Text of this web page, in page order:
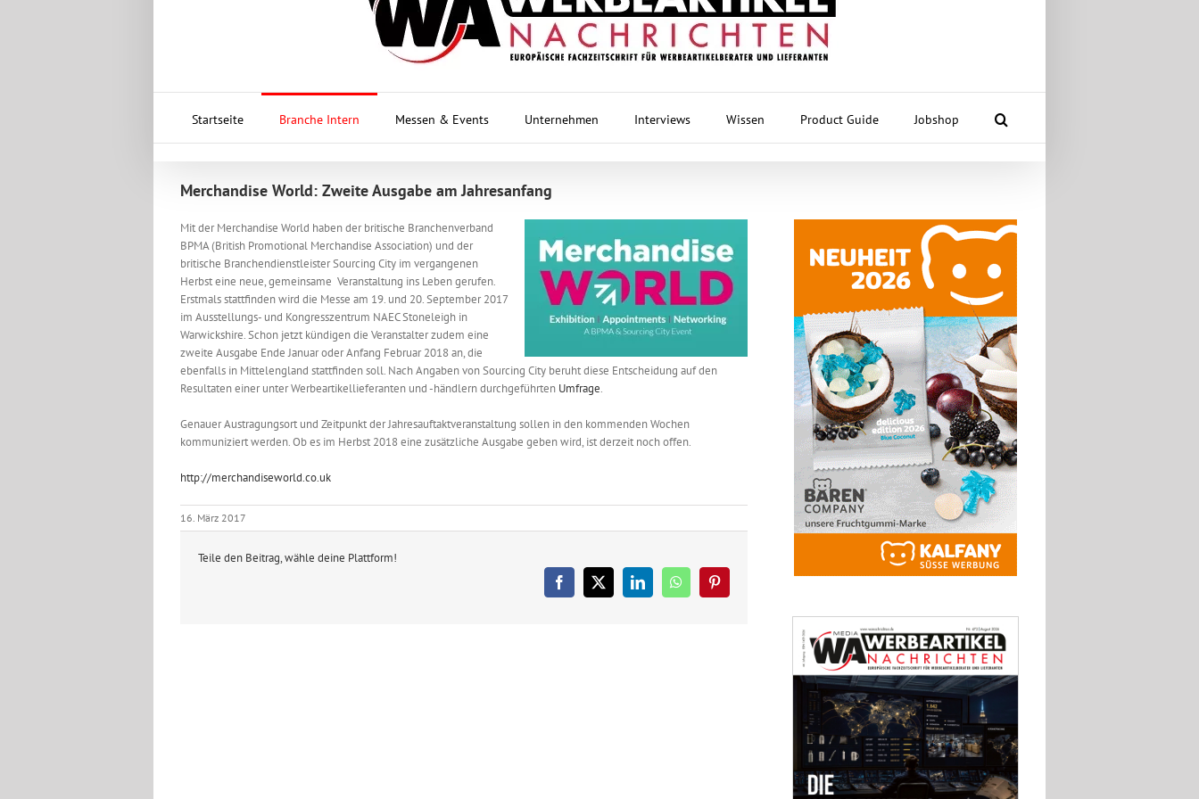
Startseite Branche Intern Messen & Events Unternehmen Interviews Wissen Product Guide Jobshop
Merchandise World: Zweite Ausgabe am Jahresanfang
Mit der Merchandise World haben der britische Branchenverband
BPMA (British Promotional Merchandise Association) und der
britische Branchendienstleister Sourcing City im vergangenen
Herbst eine neue, gemeinsame Veranstaltung ins Leben gerufen.
Erstmals stattfinden wird die Messe am 19. und 20. September 2017
im Ausstellungs- und Kongresszentrum NAEC Stoneleigh in
Warwickshire. Schon jetzt kündigen die Veranstalter zudem eine
zweite Ausgabe Ende Januar oder Anfang Februar 2018 an, die
ebenfalls in Mittelengland stattfinden soll. Nach Angaben von Sourcing City beruht diese Entscheidung auf den
Resultaten einer unter Werbeartikellieferanten und -händlern durchgeführten Umfrage.
Genauer Austragungsort und Zeitpunkt der Jahresauftaktveranstaltung sollen in den kommenden Wochen
kommuniziert werden. Ob es im Herbst 2018 eine zusätzliche Ausgabe geben wird, ist derzeit noch offen.
http://merchandiseworld.co.uk
16. März 2017
Teile den Beitrag, wähle deine Plattform!
Facebook
X LinkedInWhatsAppPinterest